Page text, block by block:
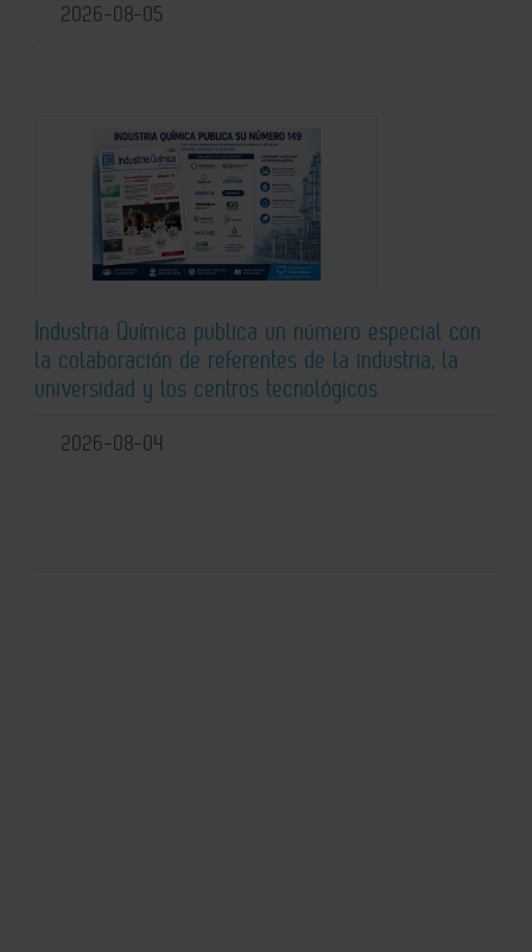
2026-08-05
Industria Química publica un número especial con
la colaboración de referentes de la industria, la
universidad y los centros tecnológicos
2026-08-04